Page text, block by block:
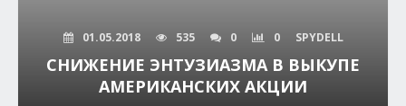
01.05.2018 535 0 0 SPYDELL
СНИЖЕНИЕ ЭНТУЗИАЗМА В ВЫКУПЕ
АМЕРИКАНСКИХ АКЦИИ